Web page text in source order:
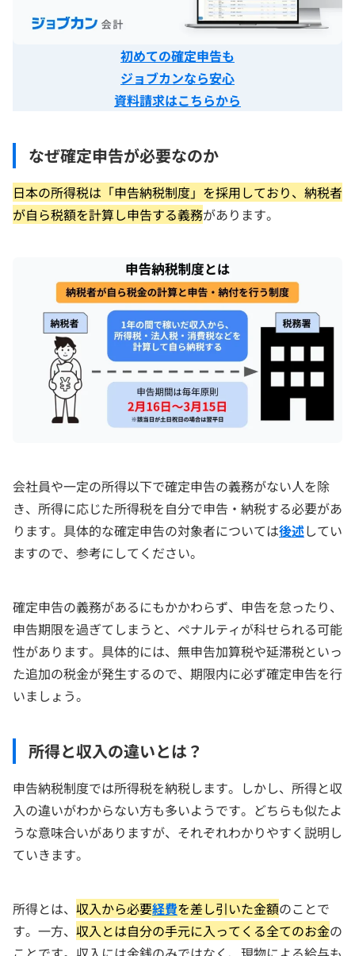
初めての確定申告も
ジョブカンなら安心
資料請求はこちらから
なぜ確定申告が必要なのか
日本の所得税は「申告納税制度」を採用しており、納税者
が自ら税額を計算し申告する義務があります。
会社員や一定の所得以下で確定申告の義務がない人を除
き、所得に応じた所得税を自分で申告・納税する必要があ
ります。具体的な確定申告の対象者については後述してい
ますので、参考にしてください。
確定申告の義務があるにもかかわらず、申告を怠ったり、
申告期限を過ぎてしまうと、ペナルティが科せられる可能
性があります。具体的には、無申告加算税や延滞税といっ
た追加の税金が発生するので、期限内に必ず確定申告を行
いましょう。
所得と収入の違いとは？
申告納税制度では所得税を納税します。しかし、所得と収
入の違いがわからない方も多いようです。どちらも似たよ
うな意味合いがありますが、それぞれわかりやすく説明し
ていきます。
所得とは、 収入から必要経費を差し引いた金額のことで
す。一方、 収入とは自分の手元に入ってくる全てのお金の